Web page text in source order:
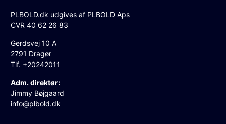
PLBOLD.dk udgives af PLBOLD Aps
CVR 40 62 26 83
Gerdsvej 10 A
2791 Dragør
Tlf. +20242011
Adm. direktør:
Jimmy Bøjgaard
info@plbold.dk